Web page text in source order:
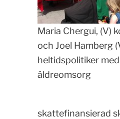
Maria Chergui, (V)
och Joel Hamberg
heltidspolitiker
äldreomsorg
skattefinansierad